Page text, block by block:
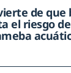
de que
el riesgo